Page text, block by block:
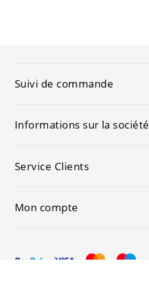
Suivi de commande
Informations sur la société
Service Clients
Mon compte